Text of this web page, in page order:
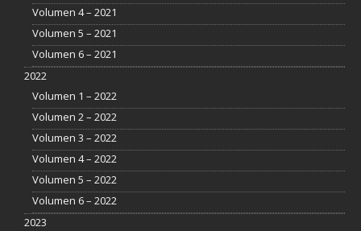
Volumen 4 – 2021
Volumen 5 – 2021
Volumen 6 – 2021
2022
Volumen 1 – 2022
Volumen 2 – 2022
Volumen 3 – 2022
Volumen 4 – 2022
Volumen 5 – 2022
Volumen 6 – 2022
2023